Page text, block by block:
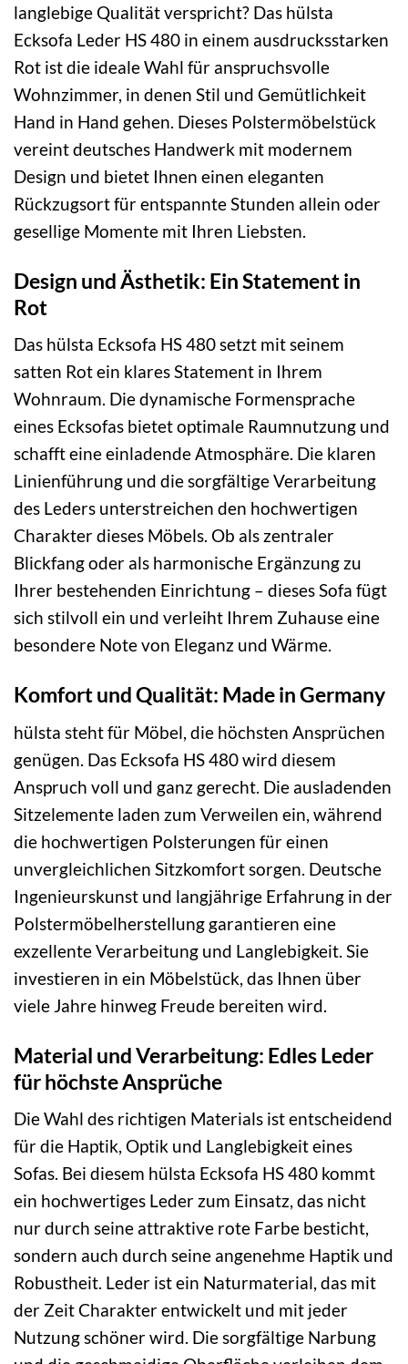
langlebige Qualität verspricht? Das hülsta
Ecksofa Leder HS 480 in einem ausdrucksstarken
Rot ist die ideale Wahl für anspruchsvolle
Wohnzimmer, in denen Stil und Gemütlichkeit
Hand in Hand gehen. Dieses Polstermöbelstück
vereint deutsches Handwerk mit modernem
Design und bietet Ihnen einen eleganten
Rückzugsort für entspannte Stunden allein oder
gesellige Momente mit Ihren Liebsten.
Design und Ästhetik: Ein Statement in
Rot
Das hülsta Ecksofa HS 480 setzt mit seinem
satten Rot ein klares Statement in Ihrem
Wohnraum. Die dynamische Formensprache
eines Ecksofas bietet optimale Raumnutzung und
schafft eine einladende Atmosphäre. Die klaren
Linienführung und die sorgfältige Verarbeitung
des Leders unterstreichen den hochwertigen
Charakter dieses Möbels. Ob als zentraler
Blickfang oder als harmonische Ergänzung zu
Ihrer bestehenden Einrichtung – dieses Sofa fügt
sich stilvoll ein und verleiht Ihrem Zuhause eine
besondere Note von Eleganz und Wärme.
Komfort und Qualität: Made in Germany
hülsta steht für Möbel, die höchsten Ansprüchen
genügen. Das Ecksofa HS 480 wird diesem
Anspruch voll und ganz gerecht. Die ausladenden
Sitzelemente laden zum Verweilen ein, während
die hochwertigen Polsterungen für einen
unvergleichlichen Sitzkomfort sorgen. Deutsche
Ingenieurskunst und langjährige Erfahrung in der
Polstermöbelherstellung garantieren eine
exzellente Verarbeitung und Langlebigkeit. Sie
investieren in ein Möbelstück, das Ihnen über
viele Jahre hinweg Freude bereiten wird.
Material und Verarbeitung: Edles Leder
für höchste Ansprüche
Die Wahl des richtigen Materials ist entscheidend
für die Haptik, Optik und Langlebigkeit eines
Sofas. Bei diesem hülsta Ecksofa HS 480 kommt
ein hochwertiges Leder zum Einsatz, das nicht
nur durch seine attraktive rote Farbe besticht,
sondern auch durch seine angenehme Haptik und
Robustheit. Leder ist ein Naturmaterial, das mit
der Zeit Charakter entwickelt und mit jeder
Nutzung schöner wird. Die sorgfältige Narbung